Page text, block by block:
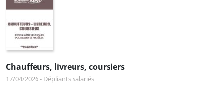
Chauffeurs, livreurs, coursiers
17/04/2026- Dépliants salariés